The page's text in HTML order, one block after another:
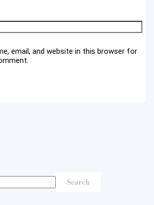
email, and website in this browser for
Search